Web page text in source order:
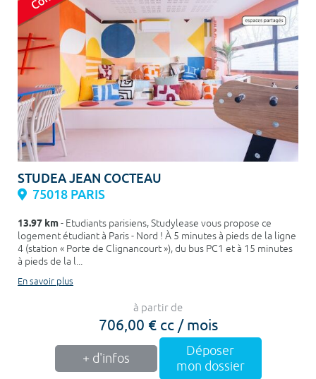
STUDEA JEAN COCTEAU
75018 PARIS
13.97 km- Etudiants parisiens, Studylease vous propose ce
logement étudiant à Paris - Nord ! À 5 minutes à pieds de la ligne
4 (station « Porte de Clignancourt »), du bus PC1 et à 15 minutes
à pieds de la l...
En savoir plus
à partir de
706,00 € cc / mois
+ d'infos
Déposer
mon dossier